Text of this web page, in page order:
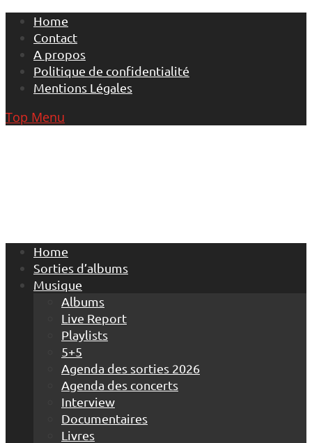
Skip
content
Home
Contact
A propos
Politique de confidentialité
Mentions Légales
Top Menu
Home
Sorties d’albums
Musique
Albums
Live Report
Playlists
5+5
Agenda des sorties 2026
Agenda des concerts
Interview
Documentaires
Livres